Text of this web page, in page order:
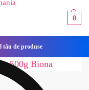
0
tău de produse